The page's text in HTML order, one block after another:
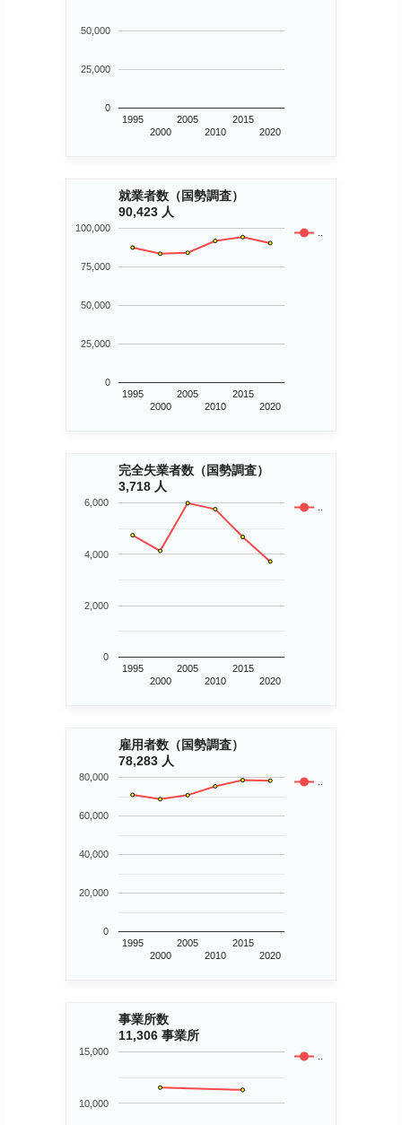
1995
2000
2005
2010
2015
2020
0
25,000
50,000
就業者数（国勢調査）
90,423 人
..
1995
2000
2005
2010
2015
2020
0
25,000
50,000
75,000
100,000
完全失業者数（国勢調査）
3,718 人
..
1995
2000
2005
2010
2015
2020
0
2,000
4,000
6,000
雇用者数（国勢調査）
78,283 人
..
1995
2000
2005
2010
2015
2020
0
20,000
40,000
60,000
80,000
事業所数
11,306 事業所
..
10,000
15,000